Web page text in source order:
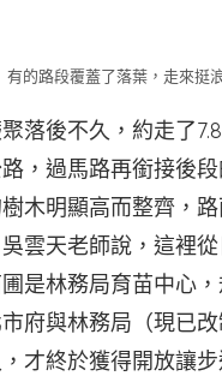
有的路段覆蓋了落葉，走來挺
落後不久，約走了
，過馬路再銜接後
木明顯高而整齊，
雲天老師說，這裡
是林務局育苗中心
府與林務局（現已
才終於獲得開放讓